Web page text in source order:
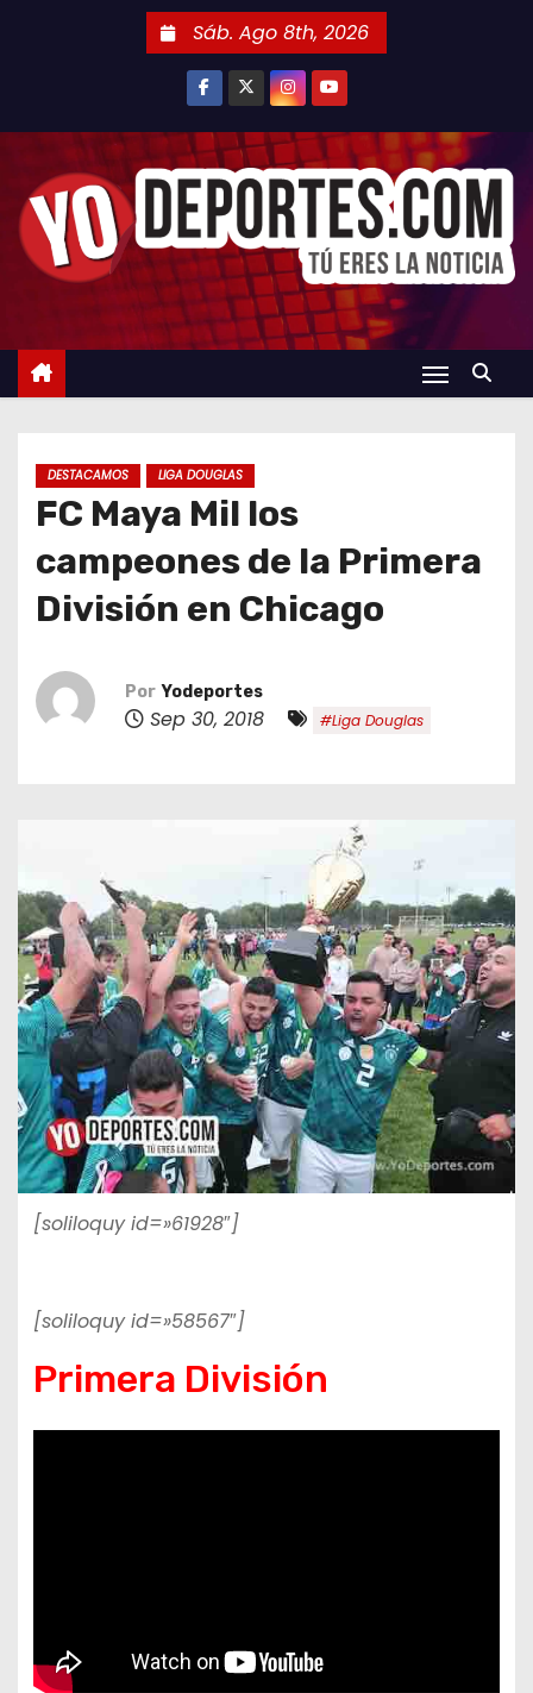
n
Sáb. Ago 8th, 2026
DESTACAMOS LIGA DOUGLAS
FC Maya Mil los
campeones de la Primera
División en Chicago
Por Yodeportes
Sep 30, 2018 #Liga Douglas
[soliloquy id=»61928″]
[soliloquy id=»58567″]
Primera División